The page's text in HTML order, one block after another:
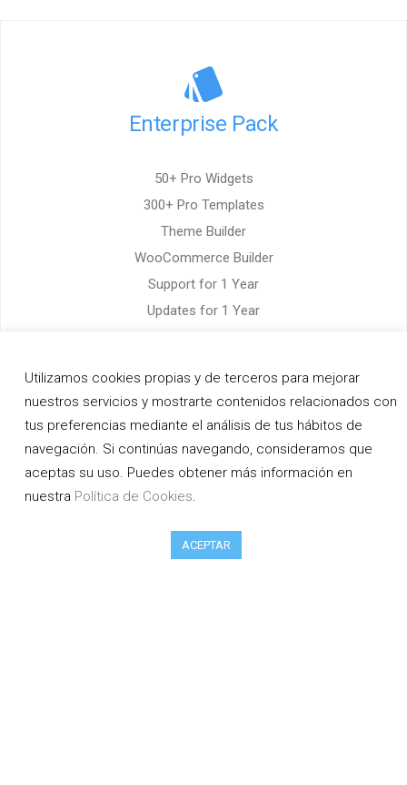
Enterprise Pack
50+ Pro Widgets
300+ Pro Templates
Theme Builder
WooCommerce Builder
Support for 1 Year
Updates for 1 Year
Start Free Trial
Utilizamos cookies propias y de terceros para mejorar
nuestros servicios y mostrarte contenidos relacionados con
tus preferencias mediante el análisis de tus hábitos de
navegación. Si continúas navegando, consideramos que
aceptas su uso. Puedes obtener más información en
nuestra Política de Cookies.
ACEPTAR